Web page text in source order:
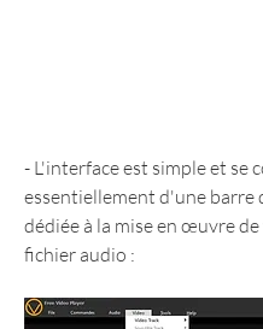
- L'interface est simple et se
essentiellement d'une barre
dédiée à la mise en œuvre
fichier audio :